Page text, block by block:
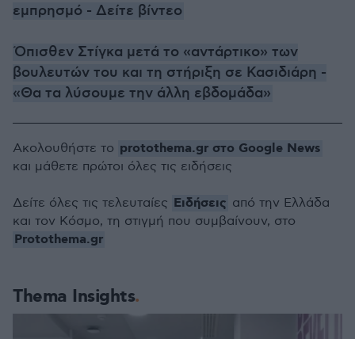
εμπρησμό - Δείτε βίντεο
Όπισθεν Στίγκα μετά το «αντάρτικο» των
βουλευτών του και τη στήριξη σε Κασιδιάρη -
«Θα τα λύσουμε την άλλη εβδομάδα»
Thema Insights
Ακολουθήστε το protothema.gr στο Google News
και μάθετε πρώτοι όλες τις ειδήσεις
Δείτε όλες τις τελευταίες Ειδήσεις από την Ελλάδα
και τον Κόσμο, τη στιγμή που συμβαίνουν, στο
Protothema.gr